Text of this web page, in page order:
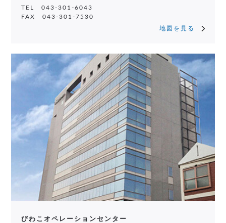
TEL 043-301-6043
FAX 043-301-7530
地図を見る
びわこオペレーションセンター